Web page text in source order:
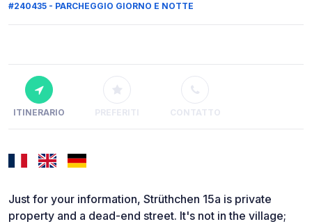
#240435 - PARCHEGGIO GIORNO E NOTTE
ITINERARIO PREFERITI CONTATTO
Just for your information, Strüthchen 15a is private
property and a dead-end street. It's not in the village;